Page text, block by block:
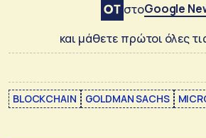
στοGoogle
και μάθετε πρώτοι όλες
BLOCKCHAIN GOLDMAN SACHS